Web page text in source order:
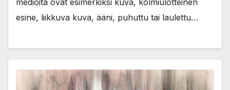
esine, liikkuva kuva, ääni, puhuttu tai laulettu…